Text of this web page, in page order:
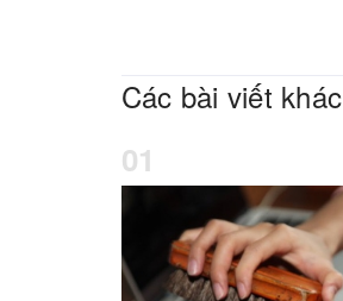
Các bài viết khác
01